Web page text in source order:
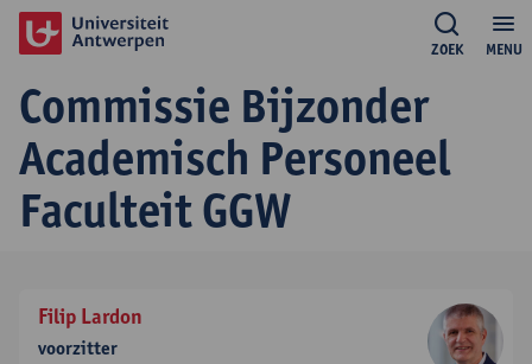
MENU
ZOEK
Commissie Bijzonder
Academisch Personeel
Faculteit GGW
Filip Lardon
voorzitter